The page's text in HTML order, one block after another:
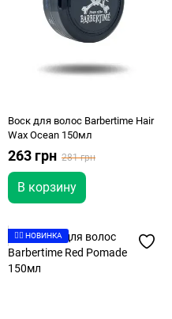
Воск для волос Barbertime Hair
Wax Ocean 150мл
263 грн 281 грн
В корзину
👉🏻 НОВИНКА